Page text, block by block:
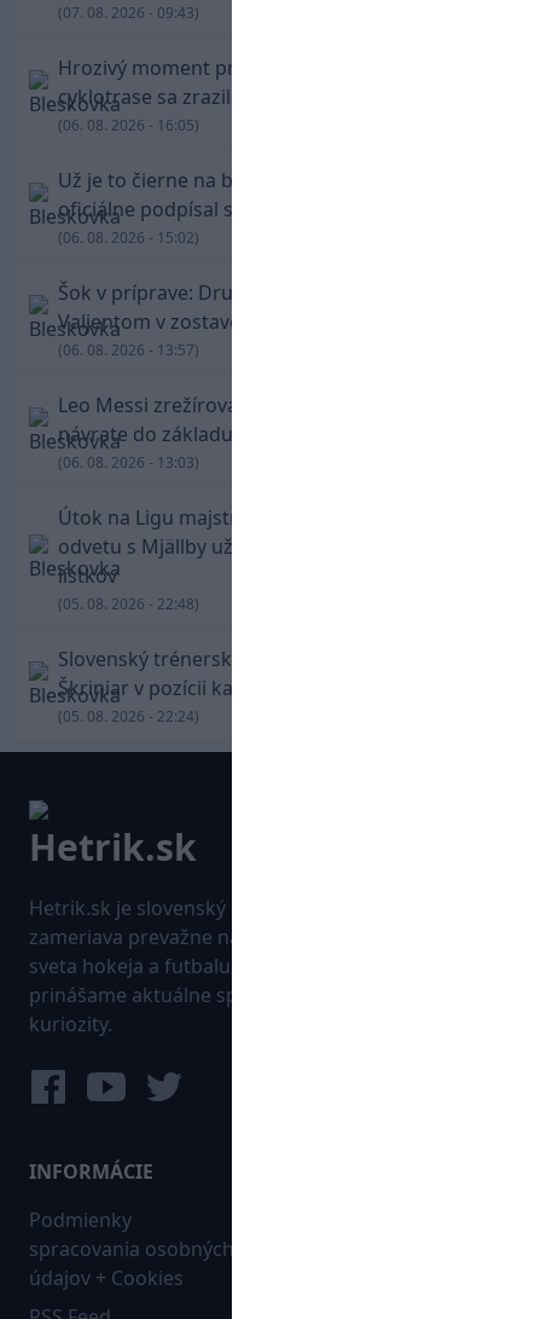
(07. 08. 2026 - 09:43)
Hrozivý moment pre Zdena Cháru! Na
cyklotrase sa zrazil s bežcom
(06. 08. 2026 - 16:05)
Už je to čierne na bielom: Mohamed Salah
oficiálne podpísal s Trabzonsporom
(06. 08. 2026 - 15:02)
Šok v príprave: Druholigová Mallorca s
Valjentom v zostave zdolala PSG
(06. 08. 2026 - 13:57)
Leo Messi zrežíroval obrat Interu Miami, pri
návrate do základu strelil dva góly
(06. 08. 2026 - 13:03)
Útok na Ligu majstrov láka! Slovan hlási na
odvetu s Mjällby už viac ako 13-tisíc predaných
lístkov
(05. 08. 2026 - 22:48)
Slovenský trénerský súboj pre Borbélyho,
Škriniar v pozícii kapitána potiahol Fenerbahce
(05. 08. 2026 - 22:24)
Hetrik.sk je slovenský športový portál, ktorý sa
zameriava prevažne na najnovšie informácie zo
sveta hokeja a futbalu. Pravidelne na dennej báze
prinášame aktuálne správy, góly, zaujímavosti a
kuriozity.
INFORMÁCIE
Podmienky
spracovania osobných
údajov + Cookies